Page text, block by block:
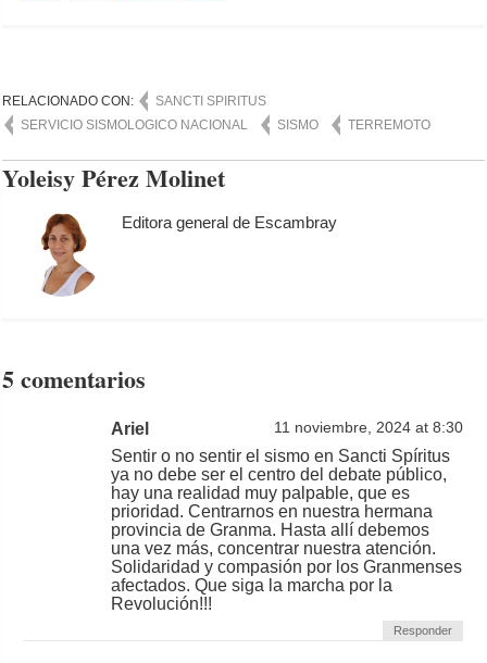
RELACIONADO CON:
SANCTI SPIRITUS
SERVICIO SISMOLOGICO NACIONAL
SISMO TERREMOTO
Yoleisy Pérez Molinet
Editora general de Escambray
5 comentarios
Ariel 11 noviembre, 2024 at 8:30
Sentir o no sentir el sismo en Sancti Spíritus
ya no debe ser el centro del debate público,
hay una realidad muy palpable, que es
prioridad. Centrarnos en nuestra hermana
provincia de Granma. Hasta allí debemos
una vez más, concentrar nuestra atención.
Solidaridad y compasión por los Granmenses
afectados. Que siga la marcha por la
Revolución!!!
Responder